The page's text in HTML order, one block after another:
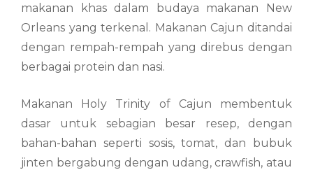
makanan khas dalam budaya makanan New
Orleans yang terkenal. Makanan Cajun ditandai
dengan rempah-rempah yang direbus dengan
berbagai protein dan nasi.
Makanan Holy Trinity of Cajun membentuk
dasar untuk sebagian besar resep, dengan
bahan-bahan seperti sosis, tomat, dan bubuk
jinten bergabung dengan udang, crawfish, atau